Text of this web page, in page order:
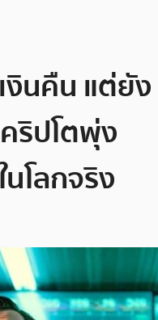
งินคืน แต่ยัง
ริปโตพุ่ง
โลกจริง